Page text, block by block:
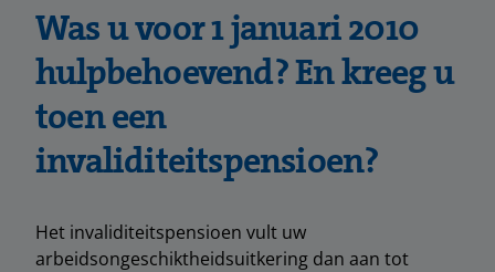
Was u voor 1 januari 2010
hulpbehoevend? En kreeg u
toen een
invaliditeitspensioen?
Het invaliditeitspensioen vult uw
arbeidsongeschiktheidsuitkering dan aan tot